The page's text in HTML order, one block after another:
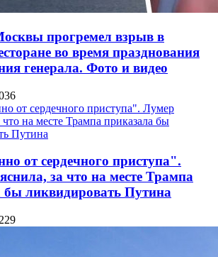
прогремел взрыв в
во время празднования
генерала. Фото и видео
от сердечного приступа".
за что на месте Трампа
бы ликвидировать Путина